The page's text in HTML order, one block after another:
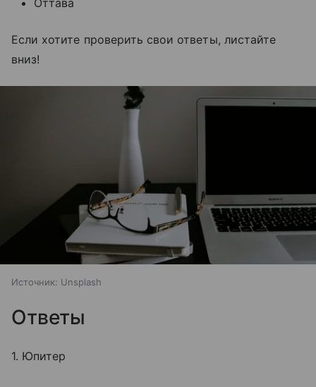
Оттава
Если хотите проверить свои ответы, листайте
вниз!
Источник: Unsplash
Ответы
1. Юпитер